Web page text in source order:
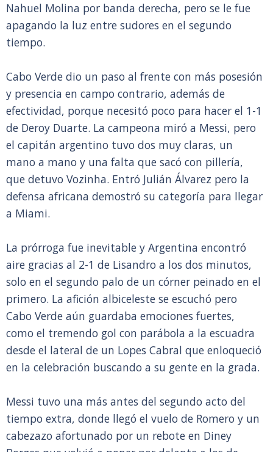
Nahuel Molina por banda derecha, pero se le fue
apagando la luz entre sudores en el segundo
tiempo.
Cabo Verde dio un paso al frente con más posesión
y presencia en campo contrario, además de
efectividad, porque necesitó poco para hacer el 1-1
de Deroy Duarte. La campeona miró a Messi, pero
el capitán argentino tuvo dos muy claras, un
mano a mano y una falta que sacó con pillería,
que detuvo Vozinha. Entró Julián Álvarez pero la
defensa africana demostró su categoría para llegar
a Miami.
La prórroga fue inevitable y Argentina encontró
aire gracias al 2-1 de Lisandro a los dos minutos,
solo en el segundo palo de un córner peinado en el
primero. La afición albiceleste se escuchó pero
Cabo Verde aún guardaba emociones fuertes,
como el tremendo gol con parábola a la escuadra
desde el lateral de un Lopes Cabral que enloqueció
en la celebración buscando a su gente en la grada.
Messi tuvo una más antes del segundo acto del
tiempo extra, donde llegó el vuelo de Romero y un
cabezazo afortunado por un rebote en Diney